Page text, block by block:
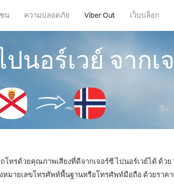
น ความปลอดภัย Viber Out เว็บบล็อก
นอร์เวย์ จากเ
รด้วยคุณภาพเสียงที่ดีจากเจอร์ซี ไปนอร์เวย์ได้ ด้วย
มายเลขโทรศัพท์พื้นฐานหรือโทรศัพท์มือถือ ด้วยราคา